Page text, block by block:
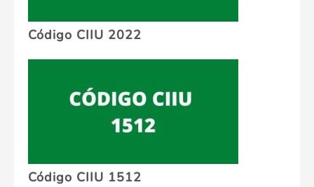
Código CIIU 2022
Código CIIU 1512